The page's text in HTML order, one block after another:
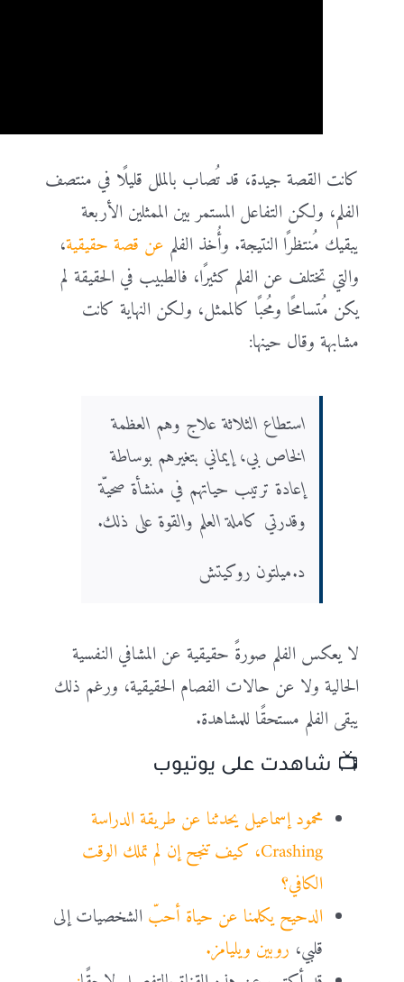
كانت القصة جيدة، قد تُصاب بالملل قليلًا في منتصف
الفلم، ولكن التفاعل المستمر بين الممثلين الأربعة
يبقيك مُنتظرًا النتيجة. وأُخذ الفلم عن قصة حقيقية،
والتي تختلف عن الفلم كثيرًا، فالطبيب في الحقيقة لم
يكن مُتسامحًا ومُحبًا كالممثل، ولكن النهاية كانت
مشابهة وقال حينها:
استطاع الثلاثة علاج وهم العظمة
الخاص بي، إيماني بتغيرهم بوساطة
إعادة ترتيب حياتهم في منشأة صحيّة
وقدرتي كاملة العلم والقوة على ذلك.
د.ميلتون روكيتش
لا يعكس الفلم صورةً حقيقية عن المشافي النفسية
الحالية ولا عن حالات الفصام الحقيقية، ورغم ذلك
يبقى الفلم مستحقًا للمشاهدة.
📺 شاهدت على يوتيوب
محمود إسماعيل يحدثنا عن طريقة الدراسة
Crashing، كيف تنجح إن لم تملك الوقت
الكافي؟
الدحيح يكلمنا عن حياة أحبّ الشخصيات إلى
قلبي، روبين ويليامز.